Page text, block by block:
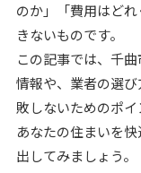
のか」「費用はど
きないものです。
この記事では、千
情報や、業者の選
敗しないためのポイ
あなたの住まいを
出してみましょう。